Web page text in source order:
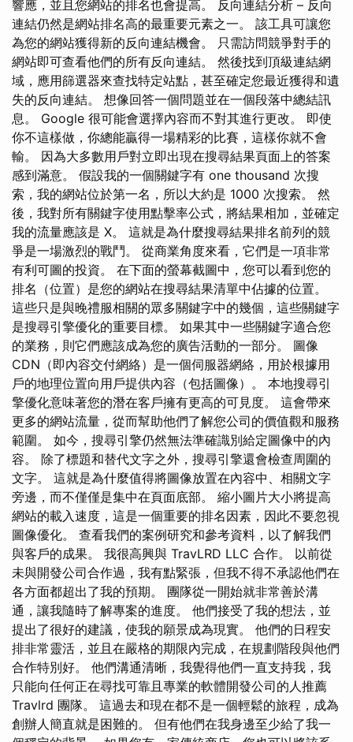
響應，並且您網站的排名也會提高。 反向連結分析 – 反向
連結仍然是網站排名高的最重要元素之一。 該工具可讓您
為您的網站獲得新的反向連結機會。 只需訪問競爭對手的
網站即可查看他們的所有反向連結。 然後找到頂級連結網
域，應用篩選器來查找特定站點，甚至確定您最近獲得和遺
失的反向連結。 想像回答一個問題並在一個段落中總結訊
息。 Google 很可能會選擇內容而不對其進行更改。 即使
你不這樣做，你總能贏得一場精彩的比賽，這樣你就不會
輸。 因為大多數用戶對立即出現在搜尋結果頁面上的答案
感到滿意。 假設我的一個關鍵字有 one thousand 次搜
索，我的網站位於第一名，所以大約是 1000 次搜索。 然
後，我對所有關鍵字使用點擊率公式，將結果相加，並確定
我的流量應該是 X。 這就是為什麼搜尋結果排名前列的競
爭是一場激烈的戰鬥。 從商業角度來看，它們是一項非常
有利可圖的投資。 在下面的螢幕截圖中，您可以看到您的
排名（位置）是您的網站在搜尋結果清單中佔據的位置。
這些只是與晚禮服相關的眾多關鍵字中的幾個，這些關鍵字
是搜尋引擎優化的重要目標。 如果其中一些關鍵字適合您
的業務，則它們應該成為您的廣告活動的一部分。 圖像
CDN（即內容交付網絡）是一個伺服器網絡，用於根據用
戶的地理位置向用戶提供內容（包括圖像）。 本地搜尋引
擎優化意味著您的潛在客戶擁有更高的可見度。 這會帶來
更多的網站流量，從而幫助他們了解您公司的價值觀和服務
範圍。 如今，搜尋引擎仍然無法準確識別給定圖像中的內
容。 除了標題和替代文字之外，搜尋引擎還會檢查周圍的
文字。 這就是為什麼值得將圖像放置在內容中、相關文字
旁邊，而不僅僅是集中在頁面底部。 縮小圖片大小將提高
網站的載入速度，這是一個重要的排名因素，因此不要忽視
圖像優化。 查看我們的案例研究和參考資料，以了解我們
與客戶的成果。 我很高興與 TravLRD LLC 合作。 以前從
未與開發公司合作過，我有點緊張，但我不得不承認他們在
各方面都超出了我的預期。 團隊從一開始就非常善於溝
通，讓我隨時了解專案的進度。 他們接受了我的想法，並
提出了很好的建議，使我的願景成為現實。 他們的日程安
排非常靈活，並且在嚴格的期限內完成，在規劃階段與他們
合作特別好。 他們溝通清晰，我覺得他們一直支持我，我
只能向任何正在尋找可靠且專業的軟體開發公司的人推薦
Travlrd 團隊。 這過去和現在都不是一個輕鬆的旅程，成為
創辦人簡直就是困難的。 但有他們在我身邊至少給了我一